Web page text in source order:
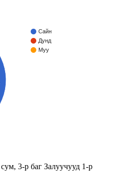
Сайн
Дунд
Муу
3-р баг Залуучууд 1-р